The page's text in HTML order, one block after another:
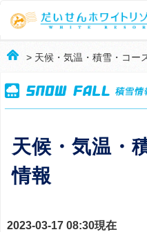
> 天候・気温・積雪・コー
天候・気温・
情報
2023-03-17 08:30現在